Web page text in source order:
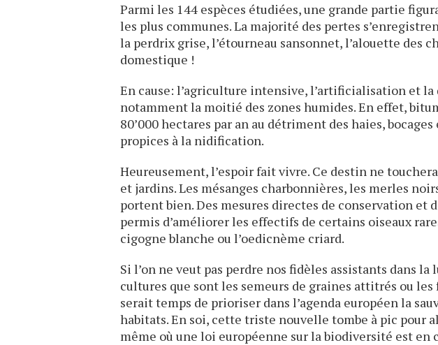
Parmi les 144 espèces étudiées, une grande partie
les plus communes. La majorité des pertes
la perdrix grise, l’étourneau sansonnet, l’alouette des
domestique !
En cause: l’agriculture intensive, l’artificialisation et
notamment la moitié des zones humides. En effet,
80’000 hectares par an au détriment des haies,
propices à la nidification.
Heureusement, l’espoir fait vivre. Ce destin ne
et jardins. Les mésanges charbonnières, les merles
portent bien. Des mesures directes de conservation et
permis d’améliorer les effectifs de certains oiseaux
cigogne blanche ou l’oedicnème criard.
Si l’on ne veut pas perdre nos fidèles assistants dans
cultures que sont les semeurs de graines attitrés ou
serait temps de prioriser dans l’agenda européen la
habitats. En soi, cette triste nouvelle tombe à pic pour
même où une loi européenne sur la biodiversité est en